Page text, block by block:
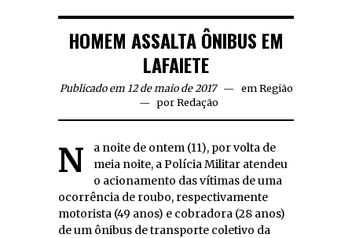
HOMEM ASSALTA ÔNIBUS EM
LAFAIETE
Publicado em 12 de maio de 2017 em Região
por Redação
Na noite de ontem (11), por volta de
meia noite, a Polícia Militar atendeu
o acionamento das vítimas de uma
ocorrência de roubo, respectivamente
motorista (49 anos) e cobradora (28 anos)
de um ônibus de transporte coletivo da